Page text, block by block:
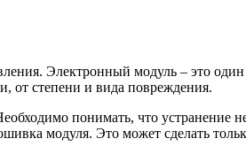
Электронный модуль – это
от степени и вида повреждения.
понимать, что устранение
модуля. Это может сделать